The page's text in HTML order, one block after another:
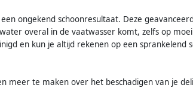
ongekend schoonresultaat. Deze
overal in de vaatwasser komt, zelfs op
en kun je altijd rekenen op een sprankelend
meer te maken over het beschadigen van je